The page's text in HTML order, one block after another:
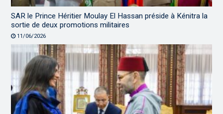
SAR le Prince Héritier Moulay El Hassan préside à Kénitra la
sortie de deux promotions militaires
11/06/2026